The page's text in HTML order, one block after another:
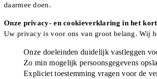
daarmee doen.
Onze privacy- en cookieverklaring in het kort
Uw privacy is voor ons van groot belang. Wij
Onze doeleinden duidelijk vastleggen
Zo min mogelijk persoonsgegevens
Expliciet toestemming vragen voor de